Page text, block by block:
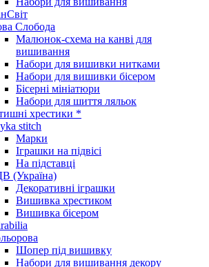
Слобода
Малюнок-схема на канві для
вишивання
Набори для вишивки нитками
Набори для вишивки бісером
Бісерні мініатюри
Набори для шиття ляльок
хрестики *
stitch
Марки
Іграшки на підвісі
На підставці
(Україна)
Декоративні іграшки
Вишивка хрестиком
Вишивка бісером
Шопер під вишивку
Набори для вишивання декору